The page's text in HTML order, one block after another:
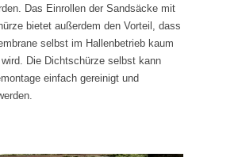
Das Einrollen der Sandsäcke mit
bietet außerdem den Vorteil, dass
selbst im Hallenbetrieb kaum
Die Dichtschürze selbst kann
einfach gereinigt und